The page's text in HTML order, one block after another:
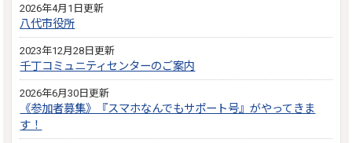
2026年4月1日更新
八代市役所
2023年12月28日更新
千丁コミュニティセンターのご案内
2026年6月30日更新
《参加者募集》『スマホなんでもサポート号』がやってきま
す！